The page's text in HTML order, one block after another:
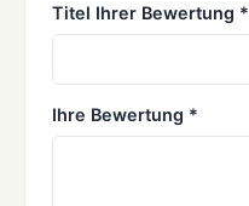
Titel Ihrer Bewertung *
Ihre Bewertung *